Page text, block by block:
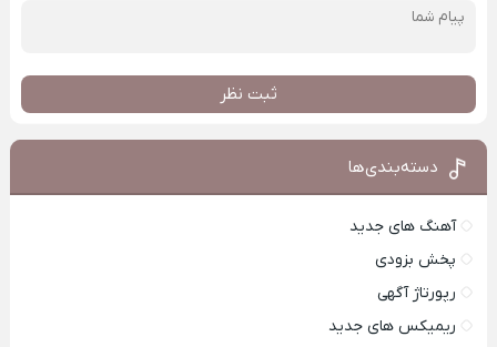
ثبت نظر
دسته‌بندی‌ها
آهنگ های جدید
پخش بزودی
رپورتاژ آگهی
ریمیکس های جدید